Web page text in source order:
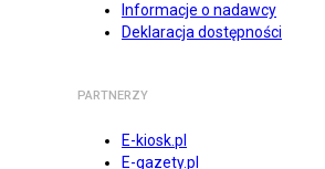
Informacje o nadawcy
Deklaracja dostępności
PARTNERZY
E-kiosk.pl
E-gazety.pl